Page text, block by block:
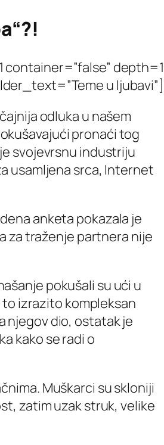
depth=1
u ljubavi”]
odluka u našem
pronaći tog
svojevrsnu industriju
usamljena srca, Internet
anketa pokazala je
za traženje partnera nije
pokušali su ući u
izrazito kompleksan
njegov dio, ostatak je
kako se radi o
Muškarci su skloniji
zatim uzak struk, velike